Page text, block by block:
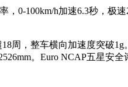
0-100km/h加速6.3秒，极
周，整车横向加速度突破
。Euro NCAP五星安全